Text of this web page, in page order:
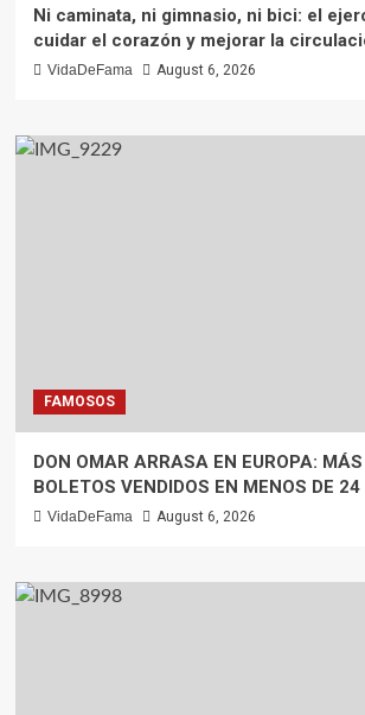
Ni caminata, ni gimnasio, ni bici: el
cuidar el corazón y mejorar la
VidaDeFama August 6, 2026
FAMOSOS
DON OMAR ARRASA EN EUROPA:
BOLETOS VENDIDOS EN MENOS DE
VidaDeFama August 6, 2026